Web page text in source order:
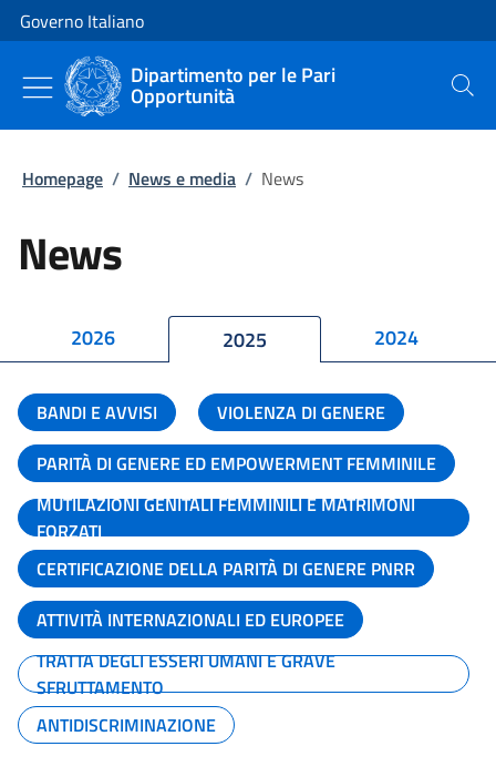
Vai al contenuto
Vai alla navigazione del sito
Governo Italiano
Dipartimento per le Pari
Opportunità Cerca
Homepage / News e media / News
News
2026 2025 2024
BANDI E AVVISI
VIOLENZA DI GENERE
PARITÀ DI GENERE ED EMPOWERMENT FEMMINILE
MUTILAZIONI GENITALI FEMMINILI E MATRIMONI
FORZATI
CERTIFICAZIONE DELLA PARITÀ DI GENERE PNRR
ATTIVITÀ INTERNAZIONALI ED EUROPEE
TRATTA DEGLI ESSERI UMANI E GRAVE
SFRUTTAMENTO
ANTIDISCRIMINAZIONE